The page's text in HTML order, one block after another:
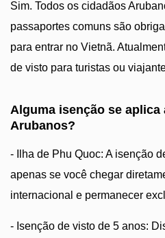
Sim. Todos os cidadãos
passaportes comuns são
para entrar no Vietnã.
de visto para turistas ou
Alguma isenção se aplica
Arubanos?
- Ilha de Phu Quoc: A isenção
apenas se você chegar
internacional e permanecer
- Isenção de visto de 5 anos: